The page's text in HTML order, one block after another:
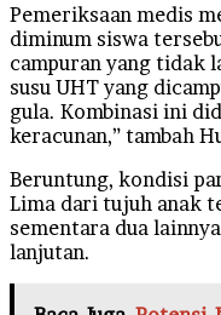
Pemeriksaan medis
diminum siswa
campuran yang tidak
susu UHT yang
gula. Kombinasi ini
keracunan,” tambah
Beruntung, kondisi
Lima dari tujuh anak
sementara dua
lanjutan.